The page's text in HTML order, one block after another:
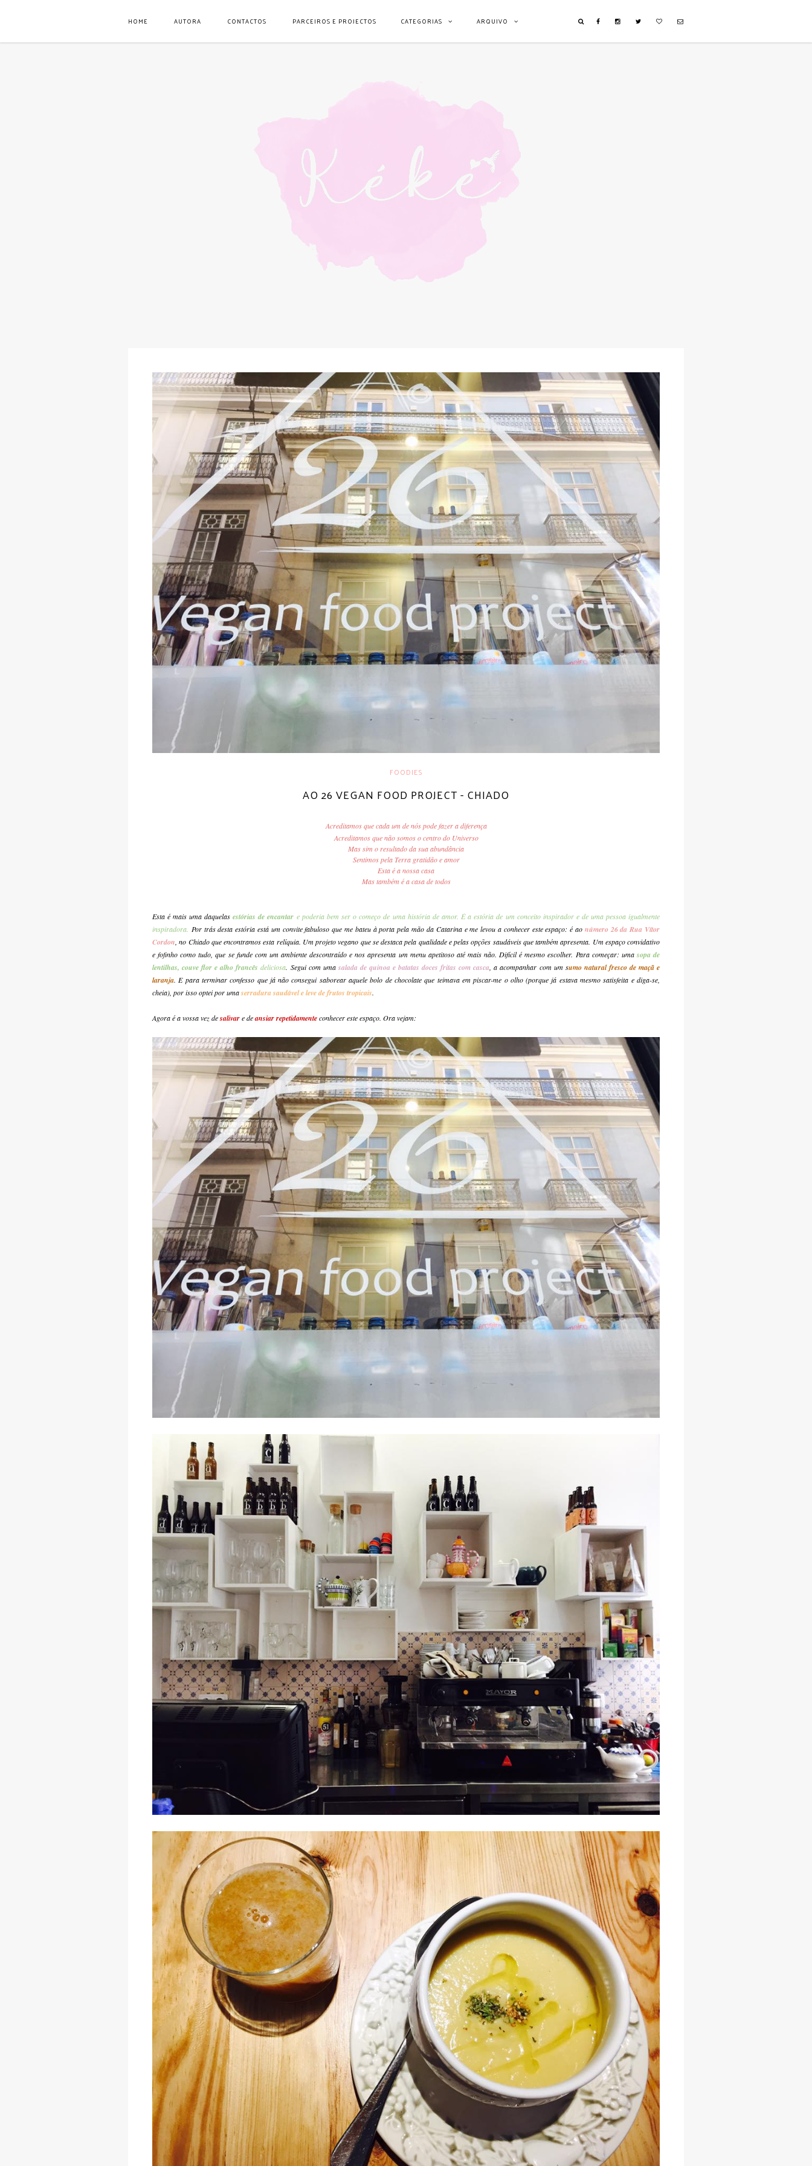
HOME AUTORA CONTACTOS PARCEIROS E PROJECTOS CATEGORIAS ARQUIVO
FOODIES
AO 26 VEGAN FOOD PROJECT - CHIADO
Acreditamos que cada um de nós pode fazer a diferença
Acreditamos que não somos o centro do Universo
Mas sim o resultado da sua abundância
Sentimos pela Terra gratidão e amor
Esta é a nossa casa
Mas também é a casa de todos
Esta é mais uma daquelasestórias de encantar e poderia bem ser o começo de uma história de amor. É a estória de um conceito inspirador e de uma pessoa igualmente
inspiradora. Por trás desta estória está um convite fabuloso que me bateu à porta pela mão da Catarina e me levou a conhecer este espaço: é ao número 26 da Rua Vítor
Cordon , no Chiado que encontramos esta relíquia. Um projeto vegano que se destaca pela qualidade e pelas opções saudáveis que também apresenta. Um espaço convidativo
e fofinho como tudo, que se funde com um ambiente descontraído e nos apresenta um menu apetitoso até mais não. Difícil é mesmo escolher. Para começar: uma sopa de
lentilhas, couve flor e alho francêsdeliciosa. Segui com uma salada de quinoa e batatas doces fritas com casca , a acompanhar com um sumo natural fresco de maçã e
laranja. E para terminar confesso que já não consegui saborear aquele bolo de chocolate que teimava em piscar-me o olho (porque já estava mesmo satisfeita e diga-se,
cheia), por isso optei por umaserradura saudável e leve de frutos tropicais.
Agora é a vossa vez desalivare deansiar repetidamenteconhecer este espaço. Ora vejam: